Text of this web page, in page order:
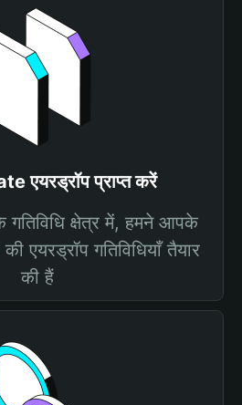
एयरड्रॉप प्राप्त करें
क्षेत्र में, हमने आपके
एयरड्रॉप गतिविधियाँ तैयार
की हैं